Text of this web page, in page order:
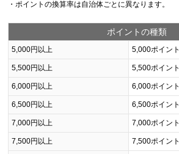
・ポイントの換算率は自治体ごとに異なります。
ポイントの種類
5,000円以上 5,000ポイント
5,500円以上 5,500ポイント
6,000円以上 6,000ポイント
6,500円以上 6,500ポイント
7,000円以上 7,000ポイント
7,500円以上 7,500ポイント